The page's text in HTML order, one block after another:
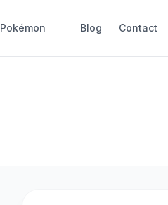
Pokémon Blog Contact
Pokémon Blog Contact